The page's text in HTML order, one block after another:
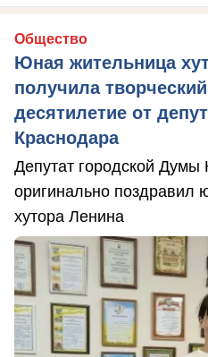
Общество
Юная жительница
получила
десятилетие от
Краснодара
Депутат городской Думы
оригинально поздравил
хутора Ленина